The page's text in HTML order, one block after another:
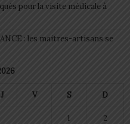
pour la visite médicale à
: les maitres-artisans se
J V S D
1 2